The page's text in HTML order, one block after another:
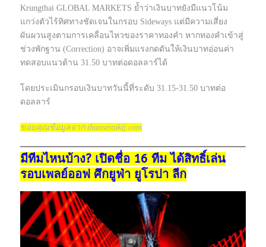
Krungthai GLOBAL MARKETS ย้ำว่าเงินบาทยังมีแนวโน้ม
แกว่งตัวไร้ทิศทางชัดเจนในกรอบ Sideways แต่มีความเสี่ยง
ผันผวนสูงตามการเคลื่อนไหวของราคาทองคำ หากทองคำเข้าสู่
ช่วงพักฐาน (Correction) อาจเพิ่มแรงกดดันให้เงินบาทอ่อนค่า
ทดสอบแนวต้าน 31.50 บาทต่อดอลลาร์ได้
โดยประเมินกรอบเงินบาทวันนี้ที่ระดับ 31.15-31.50 บาทต่อ
ดอลลาร์
ขอบคุณข้อมูลจาก thansettakij.com
มีทีมไหนบ้าง? เปิดชื่อ 16 ทีม ได้สิทธิ์เล่น
รอบเพลย์ออฟ ศึกยูฟ่า ยูโรปา ลีก